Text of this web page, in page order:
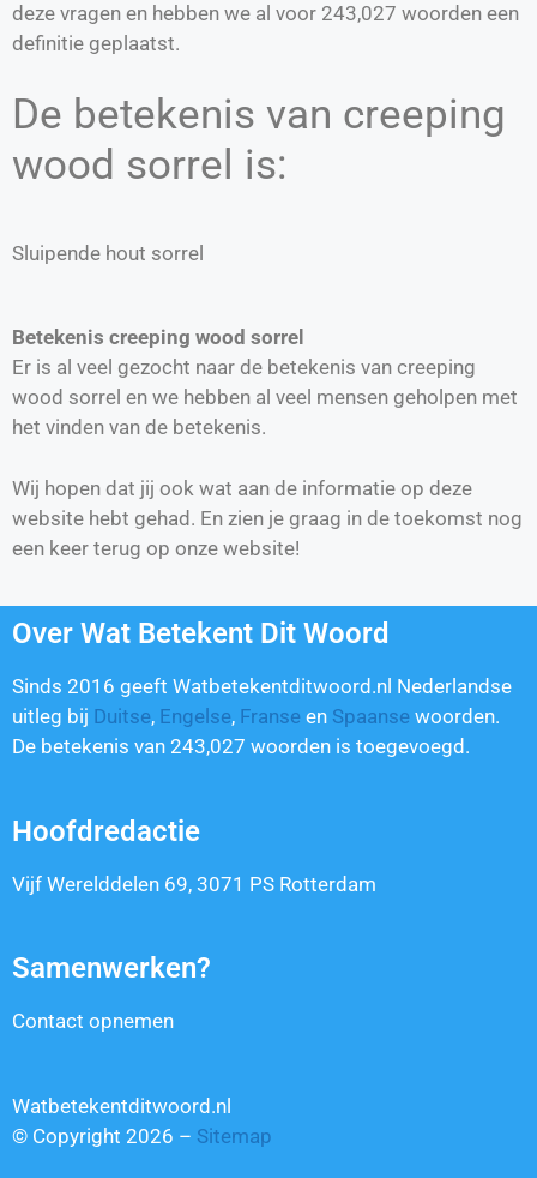
deze vragen en hebben we al voor 243,027 woorden een
definitie geplaatst.
De betekenis van creeping
wood sorrel is:
Sluipende hout sorrel
Betekenis creeping wood sorrel
Er is al veel gezocht naar de betekenis van creeping
wood sorrel en we hebben al veel mensen geholpen met
het vinden van de betekenis.
Wij hopen dat jij ook wat aan de informatie op deze
website hebt gehad. En zien je graag in de toekomst nog
een keer terug op onze website!
Over Wat Betekent Dit Woord
Sinds 2016 geeft Watbetekentditwoord.nl Nederlandse
uitleg bij Duitse, Engelse, Franse en Spaanse woorden.
De betekenis van 243,027 woorden is toegevoegd.
Hoofdredactie
Vijf Werelddelen 69, 3071 PS Rotterdam
Samenwerken?
Contact opnemen
Watbetekentditwoord.nl
© Copyright 2026 – Sitemap